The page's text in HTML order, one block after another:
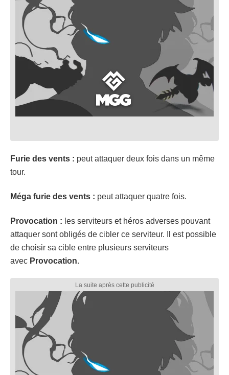
Furie des vents : peut attaquer deux fois dans un même
tour.
Méga furie des vents : peut attaquer quatre fois.
Provocation : les serviteurs et héros adverses pouvant
attaquer sont obligés de cibler ce serviteur. Il est possible
de choisir sa cible entre plusieurs serviteurs
avec Provocation.